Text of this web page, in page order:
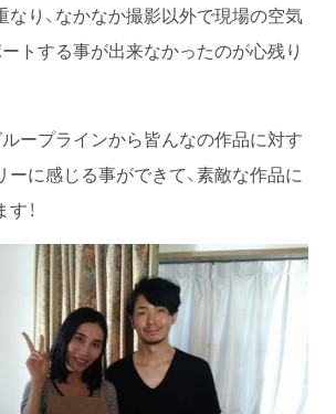
り、なかなか撮影以外で現場の空気
トする事が出来なかったのが心残り
ループラインから皆んなの作品に対す
ーに感じる事ができて、素敵な作品に
！